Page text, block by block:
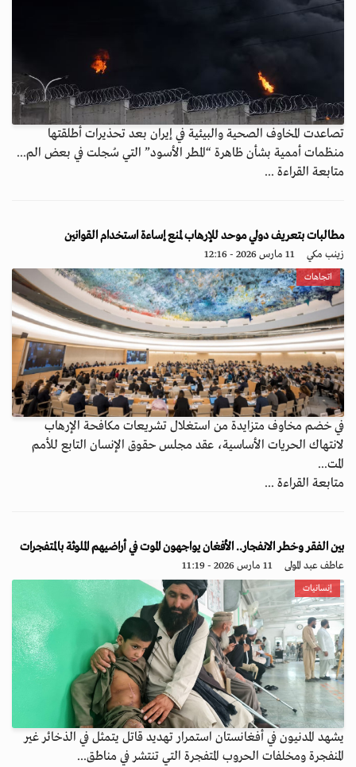
تصاعدت المخاوف الصحية والبيئية في إيران بعد تحذيرات أطلقتها
منظمات أممية بشأن ظاهرة “المطر الأسود” التي سُجلت في بعض الم...
متابعة القراءة ...
مطالبات بتعريف دولي موحد للإرهاب لمنع إساءة استخدام القوانين
زينب مكي 11 مارس 2026 - 12:16
اتجاهات
في خضم مخاوف متزايدة من استغلال تشريعات مكافحة الإرهاب
لانتهاك الحريات الأساسية، عقد مجلس حقوق الإنسان التابع للأمم
المت...
متابعة القراءة ...
بين الفقر وخطر الانفجار.. الأفغان يواجهون الموت في أراضيهم الملوثة بالمتفجرات
عاطف عبد المولى 11 مارس 2026 - 11:19
إنسانيات
يشهد المدنيون في أفغانستان استمرار تهديد قاتل يتمثل في الذخائر غير
المنفجرة ومخلفات الحروب المتفجرة التي تنتشر في مناطق...